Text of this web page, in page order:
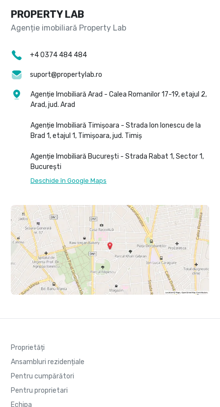
PROPERTY LAB
+4 0374 484 484
suport@propertylab.ro
Agenție Imobiliară Arad - Calea Romanilor 17-19, etajul 2,
Arad, jud. Arad
Agenție Imobiliară Timișoara - Strada Ion Ionescu de la
Brad 1, etajul 1, Timișoara, jud. Timiș
Agenție Imobiliară București - Strada Rabat 1, Sector 1,
București
Deschide în Google Maps
Proprietăți
Ansambluri rezidențiale
Pentru cumpărători
Pentru proprietari
Echipa